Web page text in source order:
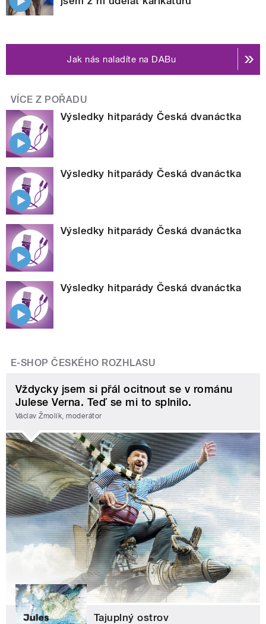
Jak nás naladíte na DABu
VÍCE Z POŘADU
Výsledky hitparády Česká dvanáctka
Výsledky hitparády Česká dvanáctka
Výsledky hitparády Česká dvanáctka
Výsledky hitparády Česká dvanáctka
E-SHOP ČESKÉHO ROZHLASU
Vždycky jsem si přál ocitnout se v románu
Julese Verna. Teď se mi to splnilo.
Václav Žmolík, moderátor
Tajuplný ostrov